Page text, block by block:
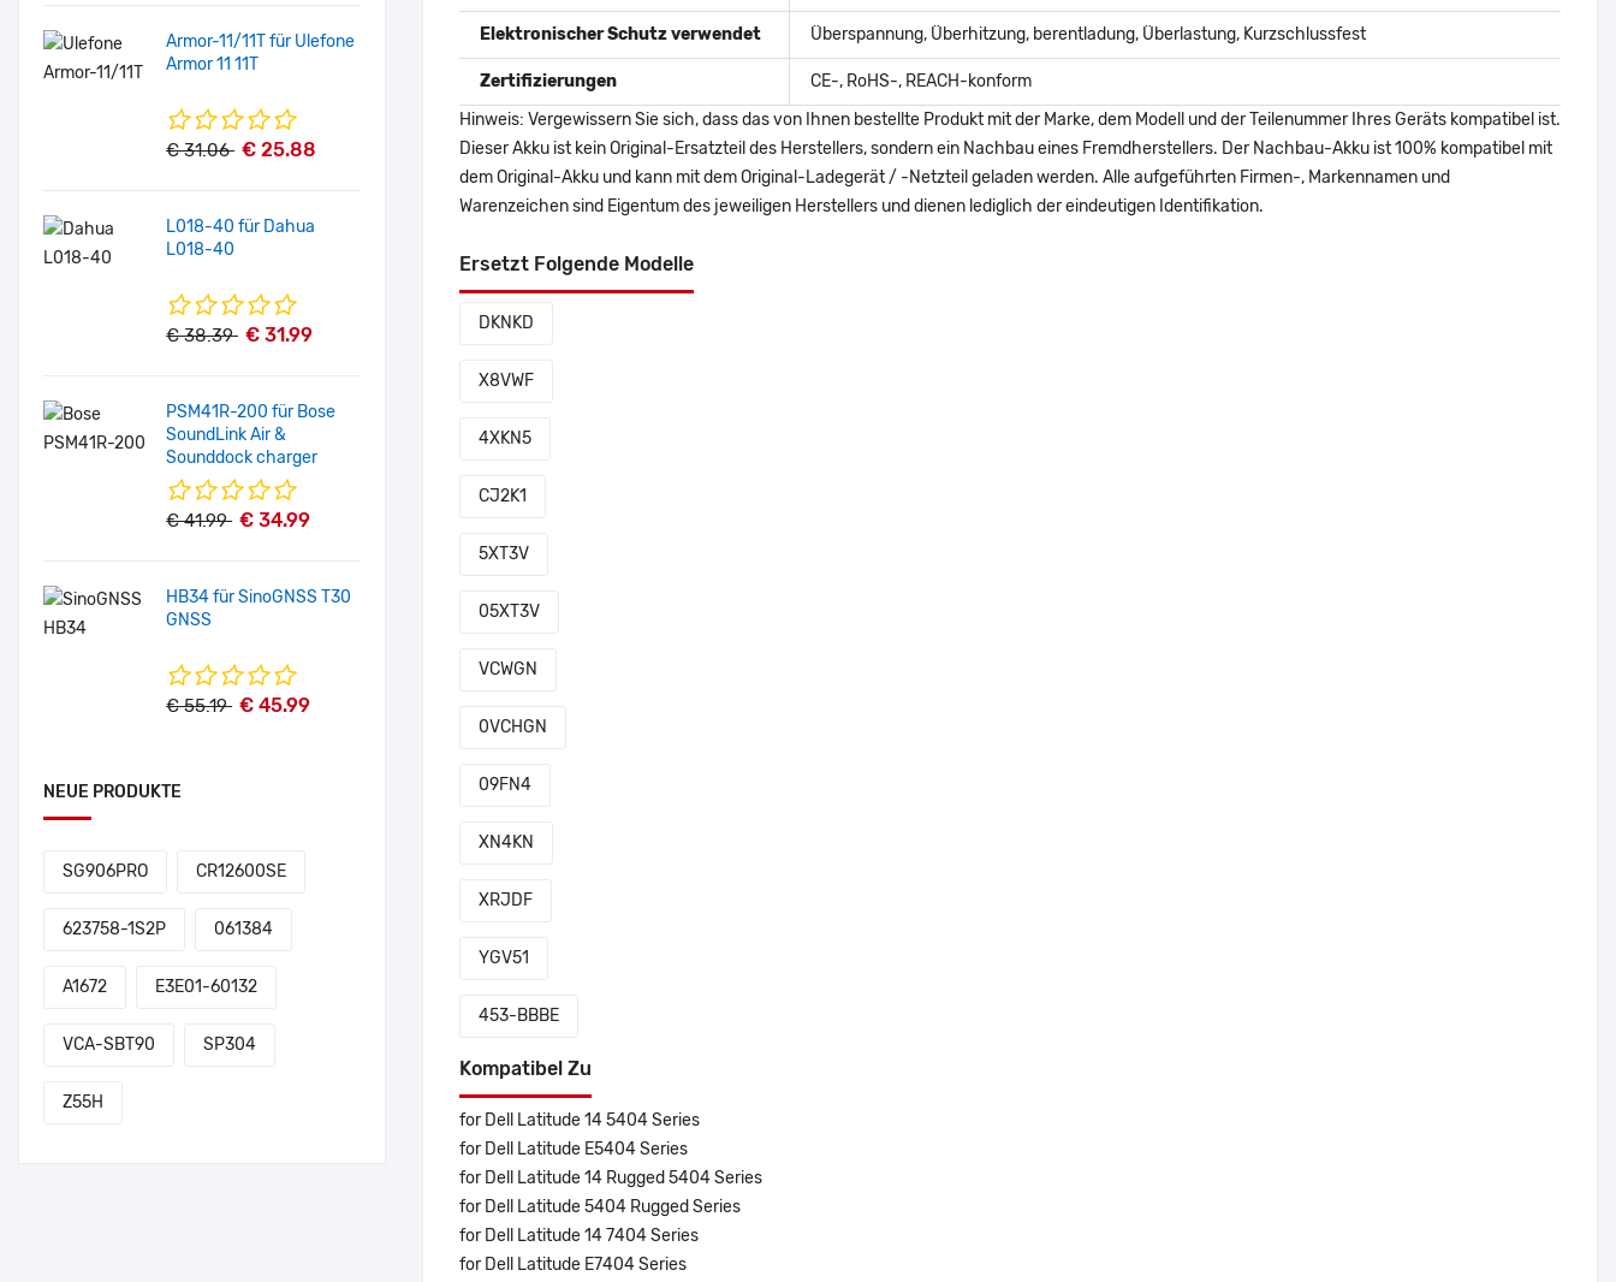
Armor-11/11T für Ulefone
Armor 11 11T
€ 31.06 € 25.88
L018-40 für Dahua
L018-40
€ 38.39 € 31.99
PSM41R-200 für Bose
SoundLink Air &
Sounddock charger
€ 41.99 € 34.99
HB34 für SinoGNSS T30
GNSS
€ 55.19 € 45.99
NEUE PRODUKTE
SG906PRO CR12600SE
623758-1S2P 061384
A1672 E3E01-60132
VCA-SBT90 SP304
Z55H
Elektronischer Schutz verwendet Überspannung, Überhitzung, berentladung, Überlastung, Kurzschlussfest
Zertifizierungen
CE-, RoHS-, REACH-konform
Hinweis: Vergewissern Sie sich, dass das von Ihnen bestellte Produkt mit der Marke, dem Modell und der Teilenummer Ihres Geräts kompatibel ist.
Dieser Akku ist kein Original-Ersatzteil des Herstellers, sondern ein Nachbau eines Fremdherstellers. Der Nachbau-Akku ist 100% kompatibel mit
dem Original-Akku und kann mit dem Original-Ladegerät / -Netzteil geladen werden. Alle aufgeführten Firmen-, Markennamen und
Warenzeichen sind Eigentum des jeweiligen Herstellers und dienen lediglich der eindeutigen Identifikation.
Ersetzt Folgende Modelle
DKNKD
X8VWF
4XKN5
CJ2K1
5XT3V
05XT3V
VCWGN
0VCHGN
09FN4
XN4KN
XRJDF
YGV51
453-BBBE
Kompatibel Zu
for Dell Latitude 14 5404 Series
for Dell Latitude E5404 Series
for Dell Latitude 14 Rugged 5404 Series
for Dell Latitude 5404 Rugged Series
for Dell Latitude 14 7404 Series
for Dell Latitude E7404 Series